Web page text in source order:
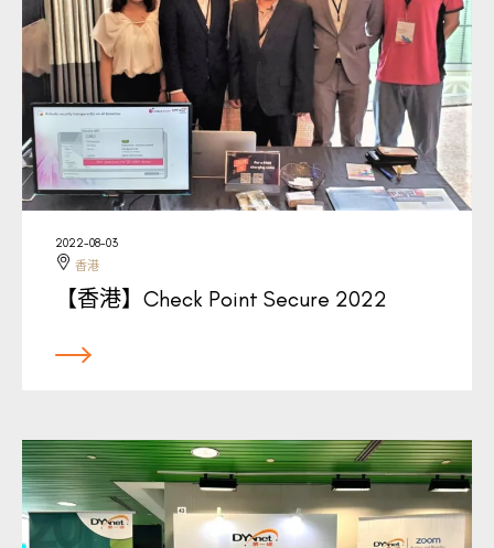
2022-08-03
香港
【香港】Check Point Secure 2022